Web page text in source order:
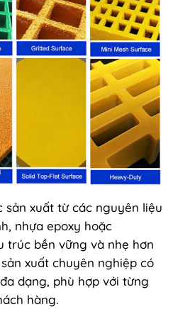
sản xuất từ các nguyên liệu
nhựa epoxy hoặc
trúc bền vững và nhẹ hơn
xuất chuyên nghiệp có
dạng, phù hợp với từng
hàng.